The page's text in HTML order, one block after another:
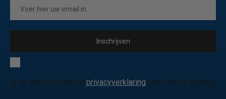
Inschrijven
Ik ga akkoord met de privacyverklaring van Horeca Koeling